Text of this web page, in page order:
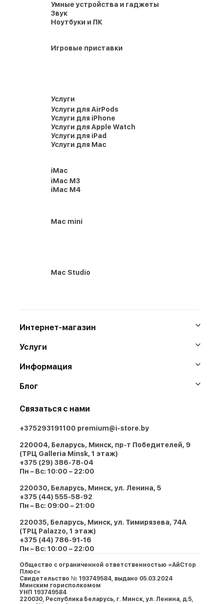
Умные устройства и гаджеты
Звук
Ноутбуки и ПК
Игровые приставки
Услуги
Услуги для AirPods
Услуги для iPhone
Услуги для Apple Watch
Услуги для iPad
Услуги для Mac
iMac
iMac M3
iMac M4
Mac mini
Mac Studio
Интернет-магазин
Услуги
Информация
Блог
Связаться с нами
+375293191100 premium@i-store.by
220004, Беларусь, Минск, пр-т Победителей, 9
(ТРЦ Galleria Minsk, 1 этаж)
+375 (29) 386-78-04
Пн – Вс: 10:00 – 22:00
220030, Беларусь, Минск, ул. Ленина, 5
+375 (44) 555-58-92
Пн – Вс: 09:00 – 21:00
220035, Беларусь, Минск, ул. Тимирязева, 74A
(ТРЦ Palazzo, 1 этаж)
+375 (44) 786-91-16
Пн – Вс: 10:00 – 22:00
Общество с ограниченной ответственностью «АйСтор
Плюс»
Свидетельство № 193749584, выдано 05.03.2024
Минским горисполкомом
УНП 193749584
220030, Республика Беларусь, г. Минcк, ул. Ленина, д.5,